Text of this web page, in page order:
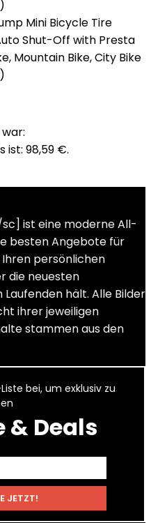
Mini Bicycle Tire
Shut-Off with Presta
Mountain Bike, City Bike
ist: 98,59 €.
ist eine moderne All-
besten Angebote für
persönlichen
die neuesten
hält. Alle Bilder
ihrer jeweiligen
stammen aus den
bei, um exklusiv zu
& Deals